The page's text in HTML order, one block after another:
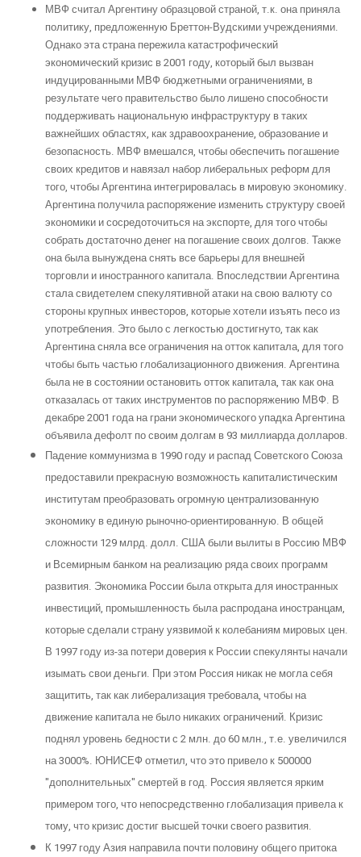
МВФ считал Аргентину образцовой страной, т.к. она приняла
политику, предложенную Бреттон-Вудскими учреждениями.
Однако эта страна пережила катастрофический
экономический кризис в 2001 году, который был вызван
индуцированными МВФ бюджетными ограничениями, в
результате чего правительство было лишено способности
поддерживать национальную инфраструктуру в таких
важнейших областях, как здравоохранение, образование и
безопасность. МВФ вмешался, чтобы обеспечить погашение
своих кредитов и навязал набор либеральных реформ для
того, чтобы Аргентина интегрировалась в мировую экономику.
Аргентина получила распоряжение изменить структуру своей
экономики и сосредоточиться на экспорте, для того чтобы
собрать достаточно денег на погашение своих долгов. Также
она была вынуждена снять все барьеры для внешней
торговли и иностранного капитала. Впоследствии Аргентина
стала свидетелем спекулятивной атаки на свою валюту со
стороны крупных инвесторов, которые хотели изъять песо из
употребления. Это было с легкостью достигнуто, так как
Аргентина сняла все ограничения на отток капитала, для того
чтобы быть частью глобализационного движения. Аргентина
была не в состоянии остановить отток капитала, так как она
отказалась от таких инструментов по распоряжению МВФ. В
декабре 2001 года на грани экономического упадка Аргентина
объявила дефолт по своим долгам в 93 миллиарда долларов.
Падение коммунизма в 1990 году и распад Советского Союза
предоставили прекрасную возможность капиталистическим
институтам преобразовать огромную централизованную
экономику в единую рыночно-ориентированную. В общей
сложности 129 млрд. долл. США были вылиты в Россию МВФ
и Всемирным банком на реализацию ряда своих программ
развития. Экономика России была открыта для иностранных
инвестиций, промышленность была распродана иностранцам,
которые сделали страну уязвимой к колебаниям мировых цен.
В 1997 году из-за потери доверия к России спекулянты начали
изымать свои деньги. При этом Россия никак не могла себя
защитить, так как либерализация требовала, чтобы на
движение капитала не было никаких ограничений. Кризис
поднял уровень бедности с 2 млн. до 60 млн., т.е. увеличился
на 3000%. ЮНИСЕФ отметил, что это привело к 500000
"дополнительных" смертей в год. Россия является ярким
примером того, что непосредственно глобализация привела к
тому, что кризис достиг высшей точки своего развития.
К 1997 году Азия направила почти половину общего притока